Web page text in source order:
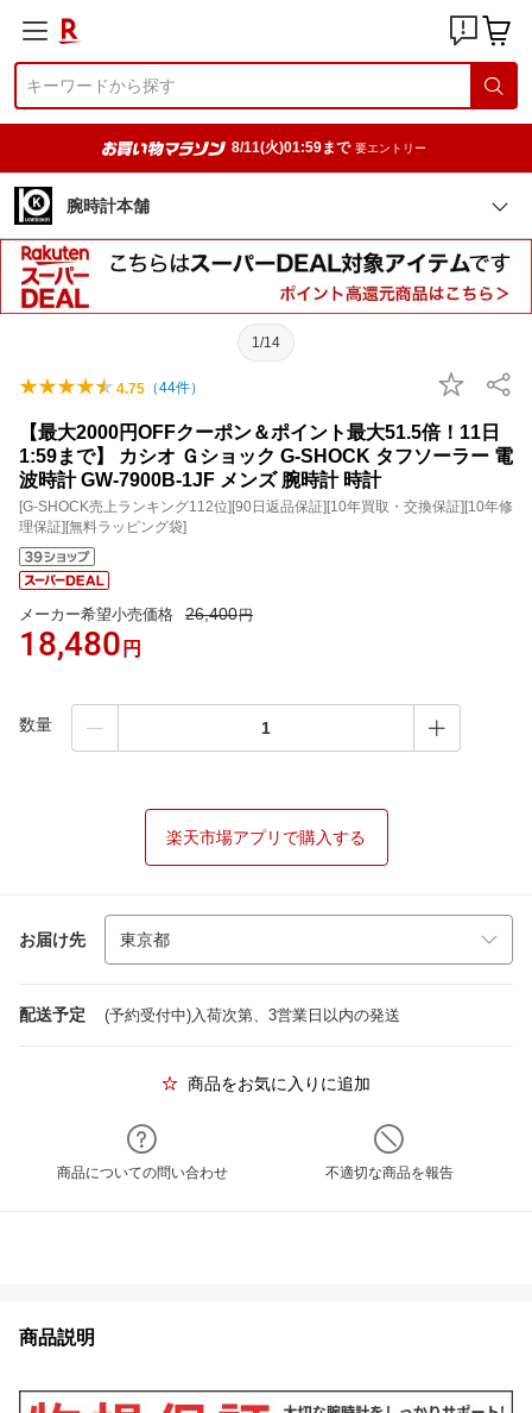
8/11(火)01:59まで 要エントリー
腕時計本舗
1/14
4.75 （44件）
【最大2000円OFFクーポン＆ポイント最大51.5倍！11日
1:59まで】 カシオ Ｇショック G-SHOCK タフソーラー 電
波時計 GW-7900B-1JF メンズ 腕時計 時計
[G-SHOCK売上ランキング112位][90日返品保証][10年買取・交換保証][10年修
理保証][無料ラッピング袋]
メーカー希望小売価格 26,400円
18,480 円
数量
楽天市場アプリで購入する
お届け先
配送予定 (予約受付中)入荷次第、3営業日以内の発送
商品をお気に入りに追加
商品についての問い合わせ 不適切な商品を報告
商品説明